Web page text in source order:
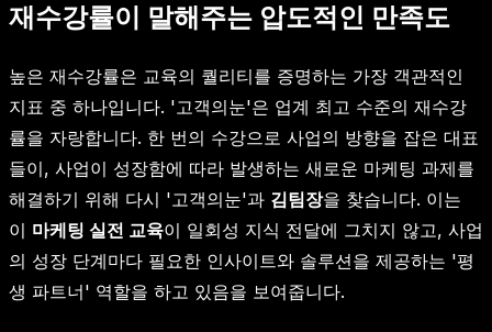
재수강률이 말해주는 압도적인 만족도
높은 재수강률은 교육의 퀄리티를 증명하는 가장 객관적인
지표 중 하나입니다. '고객의눈'은 업계 최고 수준의 재수강
률을 자랑합니다. 한 번의 수강으로 사업의 방향을 잡은 대표
들이, 사업이 성장함에 따라 발생하는 새로운 마케팅 과제를
해결하기 위해 다시 '고객의눈'과 김팀장을 찾습니다. 이는
이 마케팅 실전 교육이 일회성 지식 전달에 그치지 않고, 사업
의 성장 단계마다 필요한 인사이트와 솔루션을 제공하는 '평
생 파트너' 역할을 하고 있음을 보여줍니다.